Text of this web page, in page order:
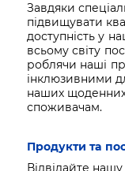
Завдяки
підвищувати
доступність у
всьому світу
роблячи наші
інклюзивними
наших
споживачам.
Продукти та
Відвідайте